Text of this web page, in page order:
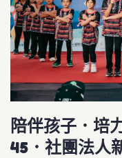
陪伴孩子．培
45．社團法人